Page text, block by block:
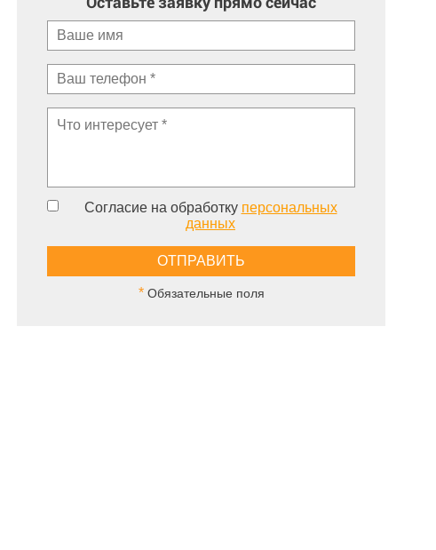
Согласие на обработку персональных
данных
*Обязательные поля